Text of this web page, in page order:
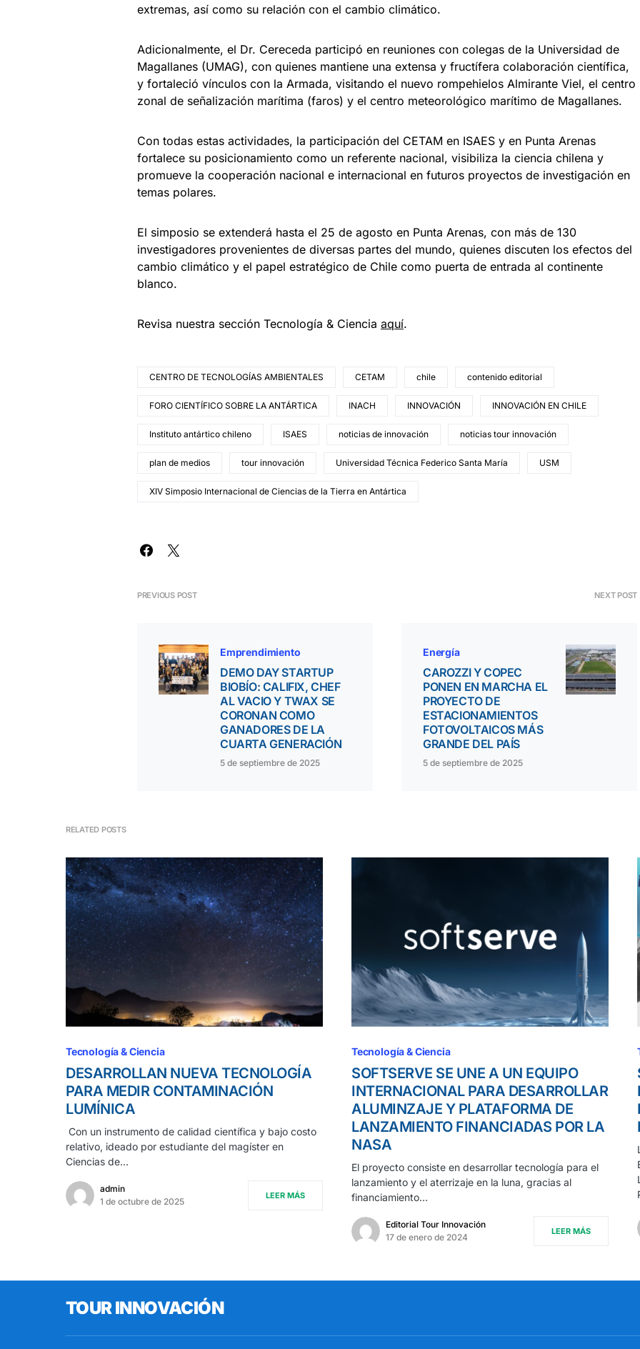
extremas, así como su relación con el cambio climático.
Adicionalmente, el Dr. Cereceda participó en reuniones con colegas de la Universidad de
Magallanes (UMAG), con quienes mantiene una extensa y fructífera colaboración científica,
y fortaleció vínculos con la Armada, visitando el nuevo rompehielos Almirante Viel, el centro
zonal de señalización marítima (faros) y el centro meteorológico marítimo de Magallanes.
Con todas estas actividades, la participación del CETAM en ISAES y en Punta Arenas
fortalece su posicionamiento como un referente nacional, visibiliza la ciencia chilena y
promueve la cooperación nacional e internacional en futuros proyectos de investigación en
temas polares.
El simposio se extenderá hasta el 25 de agosto en Punta Arenas, con más de 130
investigadores provenientes de diversas partes del mundo, quienes discuten los efectos del
cambio climático y el papel estratégico de Chile como puerta de entrada al continente
blanco.
Revisa nuestra sección Tecnología & Ciencia aquí.
CENTRO DE TECNOLOGÍAS AMBIENTALES CETAM chile contenido editorial
FORO CIENTÍFICO SOBRE LA ANTÁRTICA INACH INNOVACIÓN INNOVACIÓN EN CHILE
Instituto antártico chileno ISAES noticias de innovación noticias tour innovación
plan de medios tour innovación Universidad Técnica Federico Santa María USM
XIV Simposio Internacional de Ciencias de la Tierra en Antártica
PREVIOUS POST
Emprendimiento
DEMO DAY STARTUP
BIOBÍO: CALIFIX, CHEF
AL VACIO Y TWAX SE
CORONAN COMO
GANADORES DE LA
CUARTA GENERACIÓN
5 de septiembre de 2025
NEXT POST
Energía
CAROZZI Y COPEC
PONEN EN MARCHA EL
PROYECTO DE
ESTACIONAMIENTOS
FOTOVOLTAICOS MÁS
GRANDE DEL PAÍS
5 de septiembre de 2025
RELATED POSTS
Tecnología & Ciencia
DESARROLLAN NUEVA TECNOLOGÍA
PARA MEDIR CONTAMINACIÓN
LUMÍNICA
Con un instrumento de calidad científica y bajo costo
relativo, ideado por estudiante del magíster en
Ciencias de…
admin
1 de octubre de 2025
LEER MÁS
Tecnología & Ciencia
SOFTSERVE SE UNE A UN EQUIPO
INTERNACIONAL PARA DESARROLLAR
ALUMINZAJE Y PLATAFORMA DE
LANZAMIENTO FINANCIADAS POR LA
NASA
El proyecto consiste en desarrollar tecnología para el
lanzamiento y el aterrizaje en la luna, gracias al
financiamiento…
Editorial Tour Innovación
17 de enero de 2024
LEER MÁS
TOUR INNOVACIÓN